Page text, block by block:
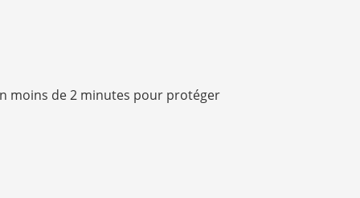
moins de 2 minutes pour protéger